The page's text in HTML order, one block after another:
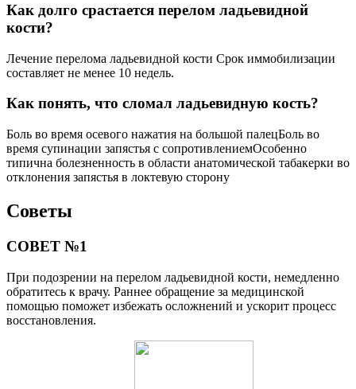
Как долго срастается перелом ладьевидной
кости?
Лечение перелома ладьевидной кости Срок иммобилизации
составляет не менее 10 недель.
Как понять, что сломал ладьевидную кость?
Боль во время осевого нажатия на большой палецБоль во
время супинации запястья с сопротивлениемОсобенно
типична болезненность в области анатомической табакерки во
отклонения запястья в локтевую сторону
Советы
СОВЕТ №1
При подозрении на перелом ладьевидной кости, немедленно
обратитесь к врачу. Раннее обращение за медицинской
помощью поможет избежать осложнений и ускорит процесс
восстановления.